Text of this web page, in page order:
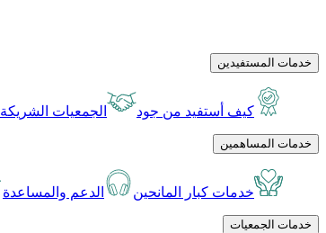
خدمات المستفيدين
كيف أستفيد من جود الجمعيات الشريكة
خدمات المساهمين
خدمات كبار المانحين الدعم والمساعدة
خدمات الجمعيات